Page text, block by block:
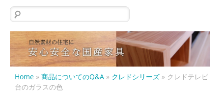
検
索:
Home » 商品についてのQ&A » クレドシリーズ » クレドテレビ
台のガラスの色